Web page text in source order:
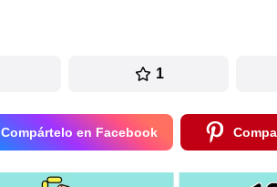
1
Compártelo en Facebook